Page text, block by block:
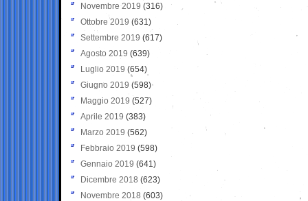
Novembre 2019 (316)
Ottobre 2019 (631)
Settembre 2019 (617)
Agosto 2019 (639)
Luglio 2019 (654)
Giugno 2019 (598)
Maggio 2019 (527)
Aprile 2019 (383)
Marzo 2019 (562)
Febbraio 2019 (598)
Gennaio 2019 (641)
Dicembre 2018 (623)
Novembre 2018 (603)